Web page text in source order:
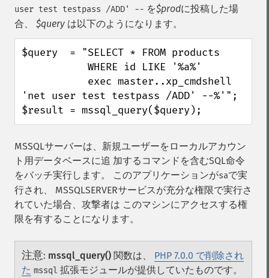
user test testpass /ADD' -- を$prodに投稿した場
合、 $query は以下のようになります。
$query  = "SELECT * FROM products
'net user test testpass /ADD' --%'";
$result = mssql_query($query);
MSSQLサーバーは、新規ユーザーをローカルアカウン
ト用データベースに追 加するコマンドを含むSQL命令
をバッチ実行します。 このアプリケーションがsaで実
行され、 MSSQLSERVERサービスが充分な権限で実行さ
れていた場合、攻撃者は このマシンにアクセスする権
限を有することになります。
注意: mssql_query() 関数は、 PHP 7.0.0 で削除され
た mssql 拡張モジュールが提供していたものです。